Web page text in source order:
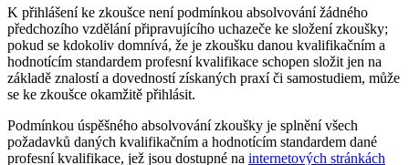
K přihlášení ke zkoušce není podmínkou absolvování žádného
předchozího vzdělání připravujícího uchazeče ke složení zkoušky;
pokud se kdokoliv domnívá, že je zkoušku danou kvalifikačním a
hodnotícím standardem profesní kvalifikace schopen složit jen na
základě znalostí a dovedností získaných praxí či samostudiem, může
se ke zkoušce okamžitě přihlásit.
Podmínkou úspěšného absolvování zkoušky je splnění všech
požadavků daných kvalifikačním a hodnotícím standardem dané
profesní kvalifikace, jež jsou dostupné na internetových stránkách